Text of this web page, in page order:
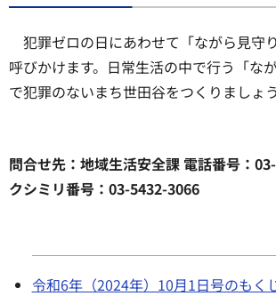
犯罪ゼロの日にあわせて「ながら見守
呼びかけます。日常生活の中で行う「な
で犯罪のないまち世田谷をつくりましょう
問合せ先：地域生活安全課 電話番号：
クシミリ番号：03-5432-3066
令和6年（2024年）10月1日号のもく